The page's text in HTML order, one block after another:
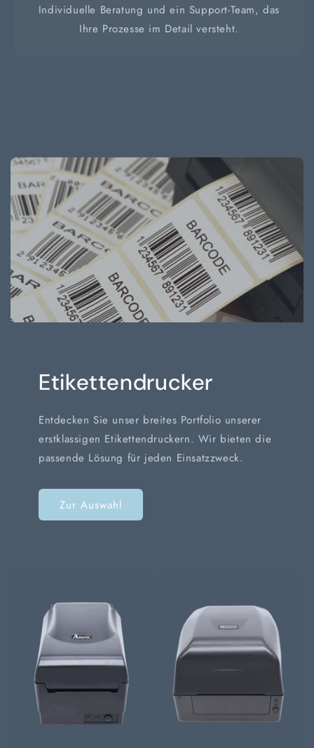
Individuelle Beratung und ein Support-Team, das
Ihre Prozesse im Detail versteht.
Etikettendrucker
Entdecken Sie unser breites Portfolio unserer
erstklassigen Etikettendruckern. Wir bieten die
passende Lösung für jeden Einsatzzweck.
Zur Auswahl